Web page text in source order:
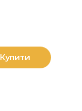
Купити